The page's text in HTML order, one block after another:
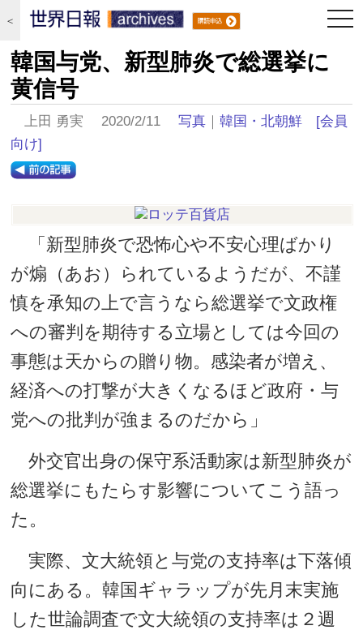
＜
韓国与党、新型肺炎で総選挙に
黄信号
上田 勇実 2020/2/11写真 ｜韓国・北朝鮮
[会員
向け]
「新型肺炎で恐怖心や不安心理ばかり
が煽（あお）られているようだが、不謹
慎を承知の上で言うなら総選挙で文政権
への審判を期待する立場としては今回の
事態は天からの贈り物。感染者が増え、
経済への打撃が大きくなるほど政府・与
党への批判が強まるのだから」
外交官出身の保守系活動家は新型肺炎が
総選挙にもたらす影響についてこう語っ
た。
実際、文大統領と与党の支持率は下落傾
向にある。韓国ギャラップが先月末実施
した世論調査で文大統領の支持率は２週